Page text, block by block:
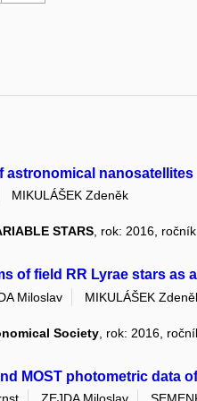
astronomical nanosatellites
MIKULÁŠEK Zdeněk
STARS, rok: 2016,
of field RR Lyrae stars as
Miloslav MIKULÁŠEK
Society , rok: 2016,
MOST photometric data